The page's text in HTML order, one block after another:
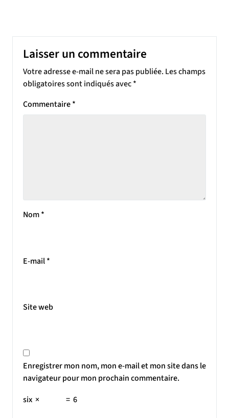
Laisser un commentaire
Votre adresse e-mail ne sera pas publiée. Les champs
obligatoires sont indiqués avec*
Commentaire*
Nom*
E-mail*
Site web
Enregistrer mon nom, mon e-mail et mon site dans le
navigateur pour mon prochain commentaire.
six × = 6